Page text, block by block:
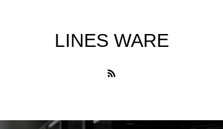
LINES WARE